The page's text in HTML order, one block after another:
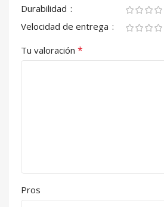
Durabilidad
Velocidad de entrega
Tu valoración *
Pros